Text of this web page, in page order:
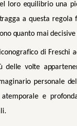
loro equilibrio una
a questa
quanto mai
di Freschi
delle volte
personale
e